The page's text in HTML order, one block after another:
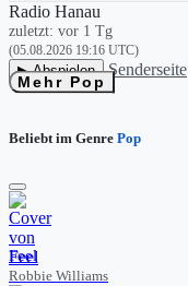
Radio Hanau
zuletzt: vor 1 Tg
(05.08.2026 19:16 UTC)
▶ Abspielen Senderseite
Mehr Pop
Beliebt im Genre Pop
Feel
Robbie Williams